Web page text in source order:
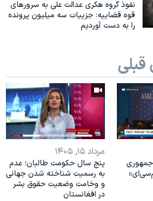
جایزه نوبل صلح
به چین
نفوذ گروه هکری عدالت علی به سرورهای
قوه قضاییه: جزییات سه میلیون پرونده
را به دست آوردیم
قبلی
مرداد ۱۵, ۱۴۰۵
پنج سال حکومت طالبان؛ عدم
به رسمیت شناخته شدن جهانی
و وخامت وضعیت حقوق بشر
در افغانستان